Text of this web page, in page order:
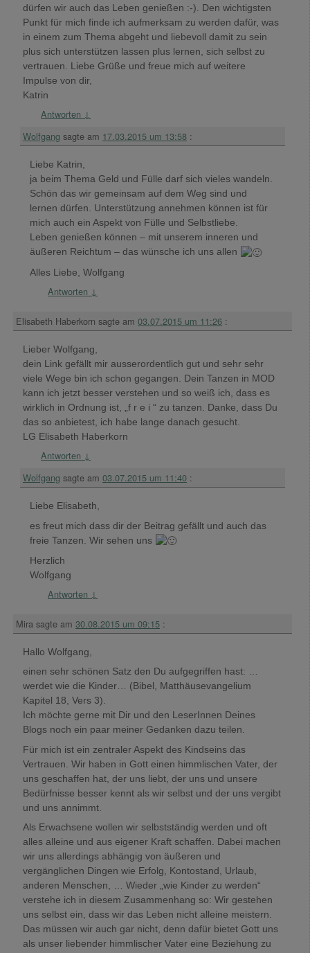
dürfen wir auch das Leben genießen :-). Den wichtigsten
Punkt für mich finde ich aufmerksam zu werden dafür, was
in einem zum Thema abgeht und liebevoll damit zu sein
plus sich unterstützen lassen plus lernen, sich selbst zu
vertrauen. Liebe Grüße und freue mich auf weitere
Impulse von dir,
Katrin
Antworten ↓
Wolfgang sagte am 17.03.2015 um 13:58 :
Liebe Katrin,
ja beim Thema Geld und Fülle darf sich vieles wandeln.
Schön das wir gemeinsam auf dem Weg sind und
lernen dürfen. Unterstützung annehmen können ist für
mich auch ein Aspekt von Fülle und Selbstliebe.
Leben genießen können – mit unserem inneren und
äußeren Reichtum – das wünsche ich uns allen
Alles Liebe, Wolfgang
Antworten ↓
Elisabeth Haberkorn sagte am 03.07.2015 um 11:26 :
Lieber Wolfgang,
dein Link gefällt mir ausserordentlich gut und sehr sehr
viele Wege bin ich schon gegangen. Dein Tanzen in MOD
kann ich jetzt besser verstehen und so weiß ich, dass es
wirklich in Ordnung ist, „f r e i “ zu tanzen. Danke, dass Du
das so anbietest, ich habe lange danach gesucht.
LG Elisabeth Haberkorn
Antworten ↓
Wolfgang sagte am 03.07.2015 um 11:40 :
Liebe Elisabeth,
es freut mich dass dir der Beitrag gefällt und auch das
freie Tanzen. Wir sehen uns
Herzlich
Wolfgang
Antworten ↓
Mira sagte am 30.08.2015 um 09:15 :
Hallo Wolfgang,
einen sehr schönen Satz den Du aufgegriffen hast: …
werdet wie die Kinder… (Bibel, Matthäusevangelium
Kapitel 18, Vers 3).
Ich möchte gerne mit Dir und den LeserInnen Deines
Blogs noch ein paar meiner Gedanken dazu teilen.
Für mich ist ein zentraler Aspekt des Kindseins das
Vertrauen. Wir haben in Gott einen himmlischen Vater, der
uns geschaffen hat, der uns liebt, der uns und unsere
Bedürfnisse besser kennt als wir selbst und der uns vergibt
und uns annimmt.
Als Erwachsene wollen wir selbstständig werden und oft
alles alleine und aus eigener Kraft schaffen. Dabei machen
wir uns allerdings abhängig von äußeren und
vergänglichen Dingen wie Erfolg, Kontostand, Urlaub,
anderen Menschen, … Wieder „wie Kinder zu werden“
verstehe ich in diesem Zusammenhang so: Wir gestehen
uns selbst ein, dass wir das Leben nicht alleine meistern.
Das müssen wir auch gar nicht, denn dafür bietet Gott uns
als unser liebender himmlischer Vater eine Beziehung zu